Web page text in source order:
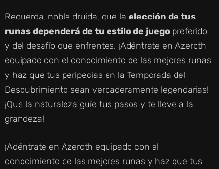
Recuerda, noble druida, que la elección de tus
runas dependerá de tu estilo de juego preferido
y del desafío que enfrentes. ¡Adéntrate en Azeroth
equipado con el conocimiento de las mejores runas
y haz que tus peripecias en la Temporada del
Descubrimiento sean verdaderamente legendarias!
¡Que la naturaleza guíe tus pasos y te lleve a la
grandeza!
¡Adéntrate en Azeroth equipado con el
conocimiento de las mejores runas y haz que tus